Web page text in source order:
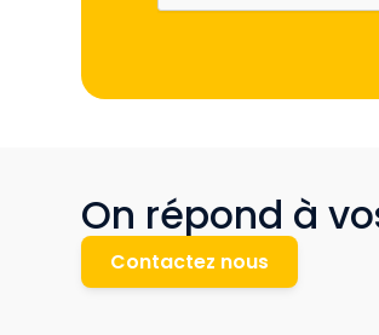
On répond à
Contactez nous